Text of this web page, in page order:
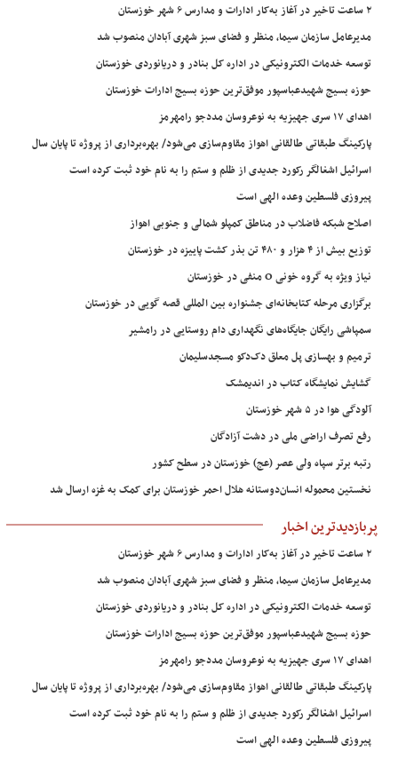
۲ ساعت تاخیر در آغاز به‌کار ادارات و مدارس ۶ شهر خوزستان
مدیرعامل سازمان سیما، منظر و فضای سبز شهری آبادان منصوب شد
توسعه خدمات الکترونیکی در اداره کل بنادر و دریانوردی خوزستان
حوزه بسیج شهیدعباسپور موفق‌ترین حوزه بسیج ادارات خوزستان
اهدای ۱۷ سری جهیزیه به نوعروسان مددجو رامهرمز
پارکینگ طبقاتی طالقانی اهواز مقاوم‌سازی می‌شود/ بهره‌برداری از پروژه تا پایان سال
اسرائیل اشغالگر رکورد جدیدی از ظلم و ستم را به نام خود ثبت کرده است
پیروزی فلسطین وعده الهی است
اصلاح شبکه فاضلاب در مناطق کمپلو شمالی و جنوبی اهواز
توزیع بیش از ۴ هزار و ۴۸۰ تن بذر کشت پاییزه در خوزستان
نیاز ویژه به گروه خونی O منفی در خوزستان
برگزاری مرحله کتابخانه‌ای جشنواره بین المللی قصه گویی در خوزستان
سمپاشی رایگان جایگاه‌های نگهداری دام روستایی در رامشیر
ترمیم و بهسازی پل معلق دک‌دکو مسجدسلیمان
گشایش نمایشگاه کتاب در اندیمشک
آلودگی هوا در ۵ شهر خوزستان
رفع تصرف اراضی ملی در دشت آزادگان
رتبه برتر سپاه ولی عصر (عج) خوزستان در سطح کشور
نخستین محموله انسان‌دوستانه هلال احمر خوزستان برای کمک به غزه ارسال شد
پربازدیدترین اخبار
۲ ساعت تاخیر در آغاز به‌کار ادارات و مدارس ۶ شهر خوزستان
مدیرعامل سازمان سیما، منظر و فضای سبز شهری آبادان منصوب شد
توسعه خدمات الکترونیکی در اداره کل بنادر و دریانوردی خوزستان
حوزه بسیج شهیدعباسپور موفق‌ترین حوزه بسیج ادارات خوزستان
اهدای ۱۷ سری جهیزیه به نوعروسان مددجو رامهرمز
پارکینگ طبقاتی طالقانی اهواز مقاوم‌سازی می‌شود/ بهره‌برداری از پروژه تا پایان سال
اسرائیل اشغالگر رکورد جدیدی از ظلم و ستم را به نام خود ثبت کرده است
پیروزی فلسطین وعده الهی است